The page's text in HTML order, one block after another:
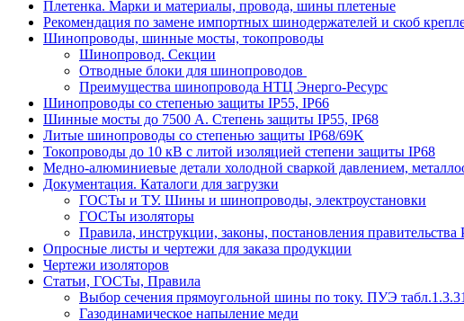
Плетенка. Марки и материалы, провода, шины плетеные
Рекомендация по замене импортных шинодержателей и скоб
Шинопроводы, шинные мосты, токопроводы
Шинопровод. Секции
Отводные блоки для шинопроводов
Преимущества шинопровода НТЦ Энерго-Ресурс
Шинопроводы со степенью защиты IP55, IP66
Шинные мосты до 7500 А. Степень защиты IP55, IP68
Литые шинопроводы со степенью защиты IP68/69K
Токопроводы до 10 кВ с литой изоляцией степени защиты IP68
Медно-алюминиевые детали холодной сваркой давлением,
Документация. Каталоги для загрузки
ГОСТы и ТУ. Шины и шинопроводы, электроустановки
ГОСТы изоляторы
Правила, инструкции, законы, постановления правительства
Опросные листы и чертежи для заказа продукции
Чертежи изоляторов
Статьи, ГОСТы, Правила
Выбор сечения прямоугольной шины по току. ПУЭ
Газодинамическое напыление меди